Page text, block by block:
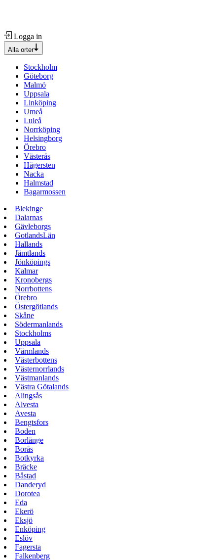
Logga in
Alla orter
Stockholm
Göteborg
Malmö
Uppsala
Linköping
Umeå
Luleå
Norrköping
Helsingborg
Örebro
Västerås
Hägersten
Nacka
Halmstad
Bagarmossen
Blekinge
Dalarnas
Gävleborgs
GotlandsLän
Hallands
Jämtlands
Jönköpings
Kalmar
Kronobergs
Norrbottens
Örebro
Östergötlands
Skåne
Södermanlands
Stockholms
Uppsala
Värmlands
Västerbottens
Västernorrlands
Västmanlands
Västra Götalands
Alingsås
Alvesta
Avesta
Bengtsfors
Boden
Borlänge
Borås
Botkyrka
Bräcke
Båstad
Danderyd
Dorotea
Eda
Ekerö
Eksjö
Enköping
Eslöv
Fagersta
Falkenberg